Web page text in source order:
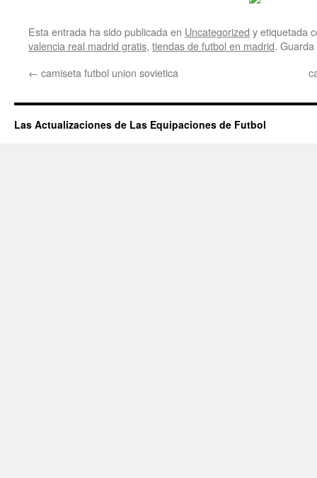
Esta entrada ha sido publicada en Uncategorized y etiquetada
valencia real madrid gratis, tiendas de futbol en madrid.
← camiseta futbol union sovietica
Las Actualizaciones de Las Equipaciones de Futbol